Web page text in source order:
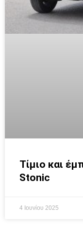
Τίμιο και
Stonic
4 Ιουνίου 2025